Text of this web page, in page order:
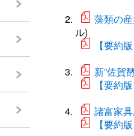
藻類の
ル)
【要約版
新”佐賀
【要約版
諸富家
【要約版